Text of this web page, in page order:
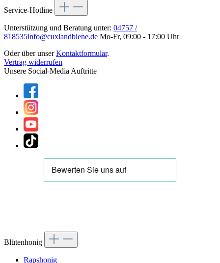
Service-Hotline
Unterstützung und Beratung unter: 04757 /
818535info@cuxlandbiene.de Mo-Fr, 09:00 - 17:00 Uhr
Oder über unserKontaktformular.
Vertrag widerrufen
Unsere Social-Media Auftritte
Blütenhonig
Rapshonig